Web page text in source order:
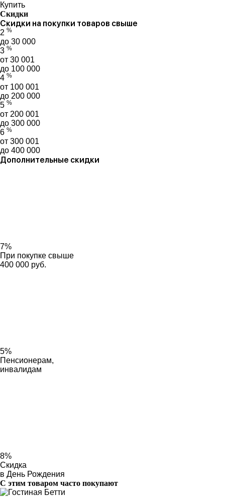
Купить
Скидки
Скидки на покупки товаров свыше
2 %
до 30 000
3 %
от 30 001
до 100 000
4 %
от 100 001
до 200 000
5 %
от 200 001
до 300 000
6 %
от 300 001
до 400 000
Дополнительные скидки
7%
При покупке свыше
400 000 руб.
5%
Пенсионерам,
инвалидам
8%
Скидка
в День Рождения
С этим товаром часто покупают